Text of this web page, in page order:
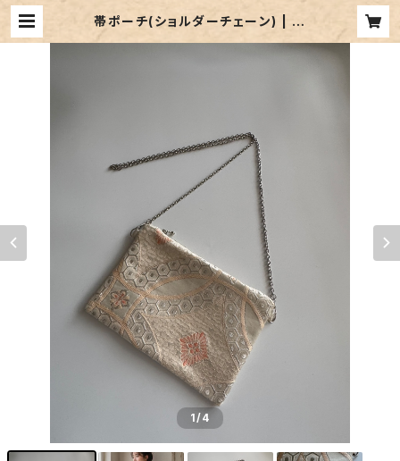
帯ポーチ(ショルダーチェーン) | 朱
1/4